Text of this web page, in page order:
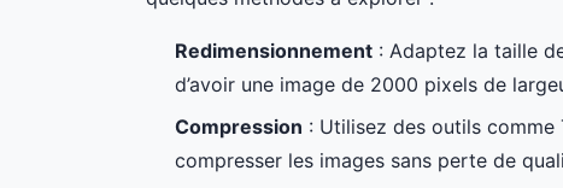
Redimensionnement : Adaptez la taille
d’avoir une image de 2000 pixels de
Compression : Utilisez des outils comme
compresser les images sans perte de